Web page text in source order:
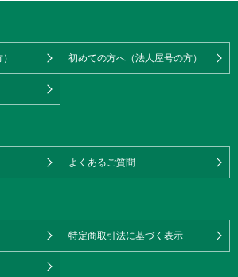
初めての方へ（法人屋号の方）
よくあるご質問
特定商取引法に基づく表示